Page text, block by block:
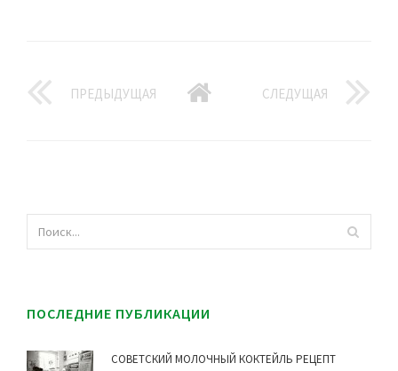
ПРЕДЫДУЩАЯ СЛЕДУЩАЯ
ПОСЛЕДНИЕ ПУБЛИКАЦИИ
СОВЕТСКИЙ МОЛОЧНЫЙ КОКТЕЙЛЬ РЕЦЕПТ